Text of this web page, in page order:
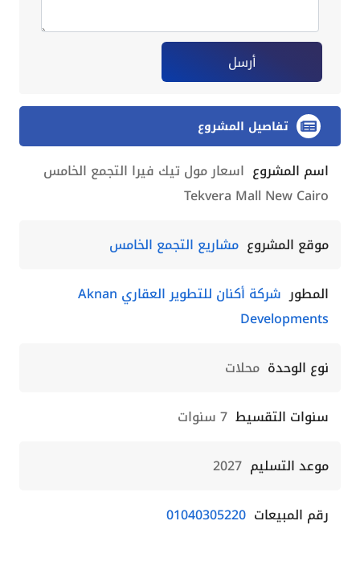
أرسل
تفاصيل المشروع
اسم المشروع اسعار مول تيك فيرا التجمع الخامس
Tekvera Mall New Cairo
موقع المشروع مشاريع التجمع الخامس
المطور
شركة أكنان للتطوير العقاري Aknan
Developments
نوع الوحدة محلات
سنوات التقسيط 7 سنوات
موعد التسليم 2027
رقم المبيعات 01040305220